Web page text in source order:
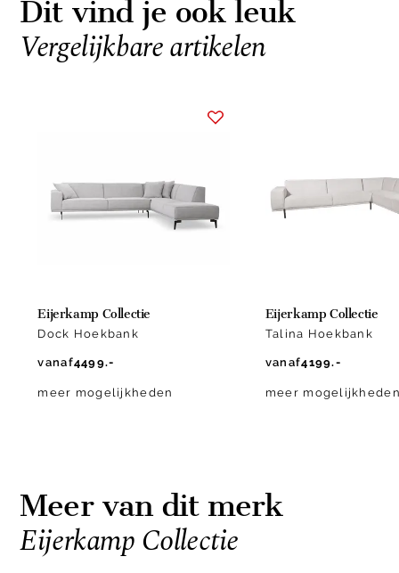
Dit vind je ook leuk
Vergelijkbare artikelen
Eijerkamp Collectie
Dock Hoekbank
vanaf4499.-
meer mogelijkheden
Eijerkamp Collectie
Talina Hoekbank
vanaf4199.-
meer
Meer van dit merk
Eijerkamp Collectie